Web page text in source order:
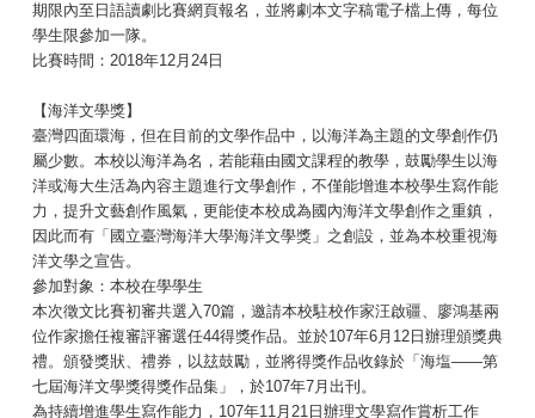
期限內至日語讀劇比賽網頁報名，並將劇本文字稿電子檔上傳，每位
學生限參加一隊。
比賽時間：2018年12月24日
【海洋文學獎】
臺灣四面環海，但在目前的文學作品中，以海洋為主題的文學創作仍
屬少數。本校以海洋為名，若能藉由國文課程的教學，鼓勵學生以海
洋或海大生活為內容主題進行文學創作，不僅能增進本校學生寫作能
力，提升文藝創作風氣，更能使本校成為國內海洋文學創作之重鎮，
因此而有「國立臺灣海洋大學海洋文學獎」之創設，並為本校重視海
洋文學之宣告。
參加對象：本校在學學生
本次徵文比賽初審共選入70篇，邀請本校駐校作家汪啟疆、廖鴻基兩
位作家擔任複審評審選任44得獎作品。並於107年6月12日辦理頒獎典
禮。頒發獎狀、禮券，以玆鼓勵，並將得獎作品收錄於「海塩——第
七屆海洋文學獎得獎作品集」，於107年7月出刊。
為持續增進學生寫作能力，107年11月21日辦理文學寫作賞析工作